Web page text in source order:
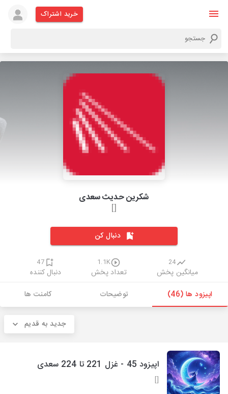
خرید اشتراک
شکرین حدیث سعدی
[]
دنبال کن
24
میانگین پخش
1.1K
تعداد پخش
47
دنبال کننده
اپیزود ها (46)
توضیحات کامنت ها
جدید به قدیم
اپیزود 45 - غزل 221 تا 224 سعدی
[]